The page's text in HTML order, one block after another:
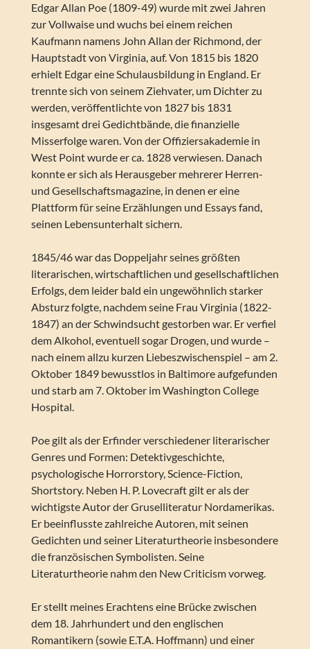
Edgar Allan Poe (1809-49) wurde mit zwei Jahren
zur Vollwaise und wuchs bei einem reichen
Kaufmann namens John Allan der Richmond, der
Hauptstadt von Virginia, auf. Von 1815 bis 1820
erhielt Edgar eine Schulausbildung in England. Er
trennte sich von seinem Ziehvater, um Dichter zu
werden, veröffentlichte von 1827 bis 1831
insgesamt drei Gedichtbände, die finanzielle
Misserfolge waren. Von der Offiziersakademie in
West Point wurde er ca. 1828 verwiesen. Danach
konnte er sich als Herausgeber mehrerer Herren-
und Gesellschaftsmagazine, in denen er eine
Plattform für seine Erzählungen und Essays fand,
seinen Lebensunterhalt sichern.
1845/46 war das Doppeljahr seines größten
literarischen, wirtschaftlichen und gesellschaftlichen
Erfolgs, dem leider bald ein ungewöhnlich starker
Absturz folgte, nachdem seine Frau Virginia (1822-
1847) an der Schwindsucht gestorben war. Er verfiel
dem Alkohol, eventuell sogar Drogen, und wurde –
nach einem allzu kurzen Liebeszwischenspiel – am 2.
Oktober 1849 bewusstlos in Baltimore aufgefunden
und starb am 7. Oktober im Washington College
Hospital.
Poe gilt als der Erfinder verschiedener literarischer
Genres und Formen: Detektivgeschichte,
psychologische Horrorstory, Science-Fiction,
Shortstory. Neben H. P. Lovecraft gilt er als der
wichtigste Autor der Gruselliteratur Nordamerikas.
Er beeinflusste zahlreiche Autoren, mit seinen
Gedichten und seiner Literaturtheorie insbesondere
die französischen Symbolisten. Seine
Literaturtheorie nahm den New Criticism vorweg.
Er stellt meines Erachtens eine Brücke zwischen
dem 18. Jahrhundert und den englischen
Romantikern (sowie E.T.A. Hoffmann) und einer